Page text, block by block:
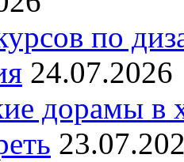
по
24.07.2026
дорамы в